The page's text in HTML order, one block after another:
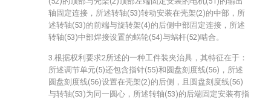
轴固定连接，所述转轴(53)转动安装在壳架(2)的中部，所
述转轴(53)的前端与旋转架(4)的后侧中部固定连接，所述
转轴(53)中部焊接设置的蜗轮(54)与蜗杆(52)啮合。
3.根据权利要求2所述的一种工件装夹治具，其特征在于：
所述调节单元(5)还包含指针(55)和圆盘刻度线(56)，所述
圆盘刻度线(56)设置在壳架(2)的后侧，且圆盘刻度线(56)
与转轴(53)为同一圆心，所述转轴(53)的后端固定安装有指